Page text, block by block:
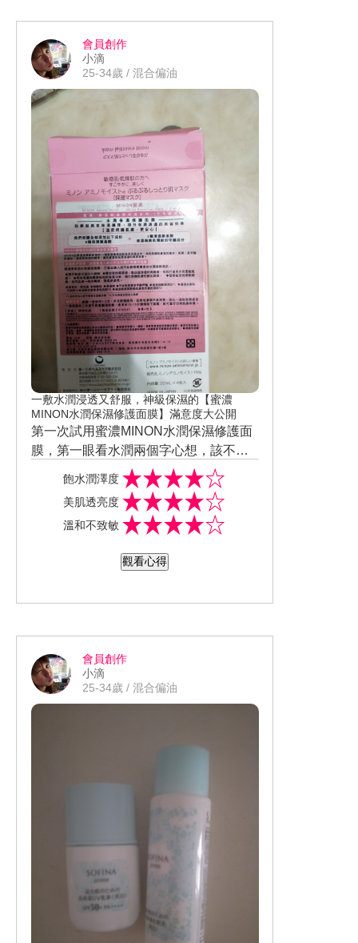
型)主要讓肌膚打底最主要一部分一方面
保濕也讓接下來後續保養能吸收更快，
會員創作
小滴
25-34歲 / 混合偏油
一敷水潤浸透又舒服，神級保濕的【蜜濃
MINON水潤保濕修護面膜】滿意度大公開
第一次試用蜜濃MINON水潤保濕修護面
膜，第一眼看水潤兩個字心想，該不會
是超級黏膩又滋潤的面膜吧，一打開包
裝面膜取出的確很黏稠但奇怪的是不
油，而且面膜敷在臉上，我一邊掃地做
家事面膜還真的不會掉下來耶，但面膜
的地方都緊貼在我臉上，但是嘴巴周圍
鐘取下面膜，哇賽！皮膚好水嫩哦臉上
變的很滑，不知道是不是這產品厲害，
我發現有許多小粉刺會自己排出來耶，
飽水潤澤度
美肌透亮度
溫和不致敏
觀看心得
會員創作
小滴
25-34歲 / 混合偏油